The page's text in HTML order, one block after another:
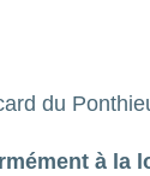
du
à